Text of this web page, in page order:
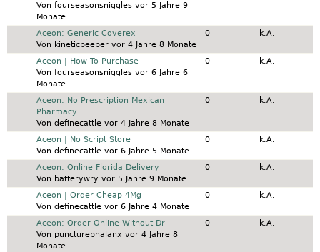
Von fourseasonsnigglesvor 5 Jahre 9
Monate
Normales Thema
Aceon: Generic Coverex
Von kineticbeepervor 4 Jahre 8 Monate
0 k.A.
Normales Thema
Aceon | How To Purchase
Von fourseasonsnigglesvor 6 Jahre 6
Monate
0 k.A.
Normales Thema
Aceon: No Prescription Mexican
Pharmacy
Von definecattlevor 4 Jahre 8 Monate
0 k.A.
Normales Thema
Aceon | No Script Store
Von definecattlevor 6 Jahre 5 Monate
0 k.A.
Normales Thema
Aceon: Online Florida Delivery
Von batterywry vor 5 Jahre 9 Monate
0 k.A.
Normales Thema
Aceon | Order Cheap 4Mg
Von definecattlevor 6 Jahre 4 Monate
0 k.A.
Normales Thema
Aceon: Order Online Without Dr
Von puncturephalanx vor 4 Jahre 8
Monate
0 k.A.